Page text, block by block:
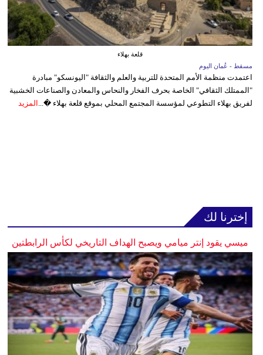
قلعة بهلاء
مسقط - عُمان اليوم
اعتمدت منظمة الأمم المتحدة للتربية والعلم والثقافة "اليونسكو" مبادرة
"الممتلك الثقافي" الخاصة بحرف الفخار والنحاس والمعادن والصناعات الخشبية
لفريق بهلاء التطوعي لمؤسسة المجتمع المحلي بموقع قلعة بهلاء �... المزيد
إخترنا لك
ميسي يقود إنتر ميامي ويصبح الهداف التاريخي لكأس الرابطتين